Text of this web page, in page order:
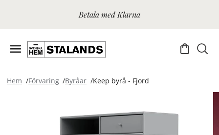
Betala med Klarna
Hem Förvaring Byråar Keep byrå - Fjord